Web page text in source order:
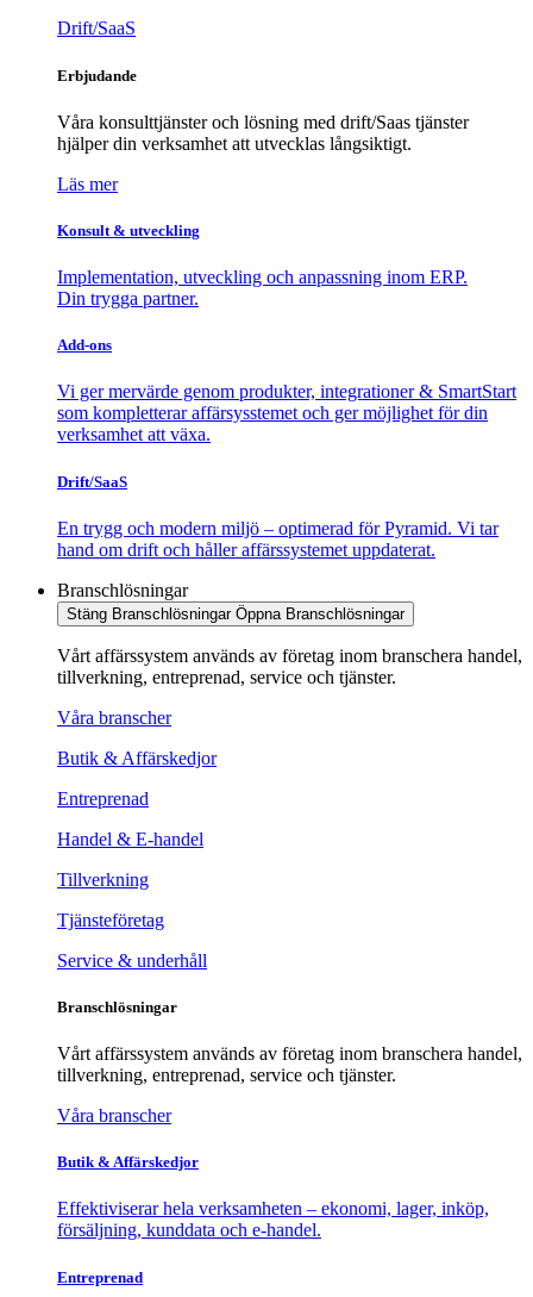
Drift/SaaS
Erbjudande
Våra konsulttjänster och lösning med drift/Saas tjänster
hjälper din verksamhet att utvecklas långsiktigt.
Läs mer
Konsult & utveckling
Implementation, utveckling och anpassning inom ERP.
Din trygga partner.
Add-ons
Vi ger mervärde genom produkter, integrationer & SmartStart
som kompletterar affärsysstemet och ger möjlighet för din
verksamhet att växa.
Drift/SaaS
En trygg och modern miljö – optimerad för Pyramid. Vi tar
hand om drift och håller affärssystemet uppdaterat.
Branschlösningar
Stäng Branschlösningar Öppna Branschlösningar
Vårt affärssystem används av företag inom branschera handel,
tillverkning, entreprenad, service och tjänster.
Våra branscher
Butik & Affärskedjor
Entreprenad
Handel & E-handel
Tillverkning
Tjänsteföretag
Service & underhåll
Branschlösningar
Vårt affärssystem används av företag inom branschera handel,
tillverkning, entreprenad, service och tjänster.
Våra branscher
Butik & Affärskedjor
Effektiviserar hela verksamheten – ekonomi, lager, inköp,
försäljning, kunddata och e-handel.
Entreprenad